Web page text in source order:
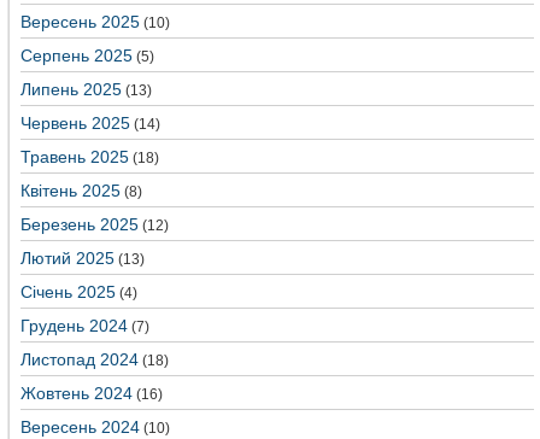
Вересень 2025 (10)
Серпень 2025 (5)
Липень 2025 (13)
Червень 2025 (14)
Травень 2025 (18)
Квітень 2025 (8)
Березень 2025 (12)
Лютий 2025 (13)
Січень 2025 (4)
Грудень 2024 (7)
Листопад 2024 (18)
Жовтень 2024 (16)
Вересень 2024 (10)